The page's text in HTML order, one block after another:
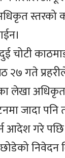
स्तरको
चोटी
गते प्रहरीले
लेखा
जादा
आदेश गरे
छोडेको